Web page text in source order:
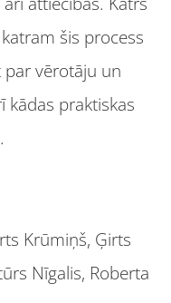
šis process
par vērotāju un
kādas praktiskas
Krūmiņš, Ģirts
Nīgalis, Roberta